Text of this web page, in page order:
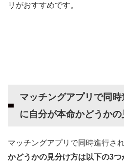
マッチングアプリで同時進
情報を間違える
名前を間違える
他の人の話題を出す
リがおすすめです。
マッチングアプリで同
に自分が本命かどうか
マッチングアプリで同時進行さ
かどうかの見分け方は以下の3つ